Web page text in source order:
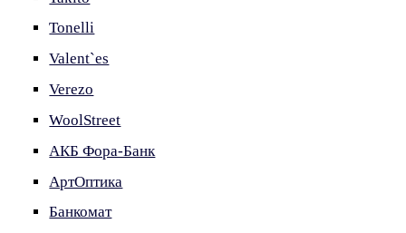
Tonelli
Valent`es
Verezo
WoolStreet
АКБ Фора-Банк
АртОптика
Банкомат